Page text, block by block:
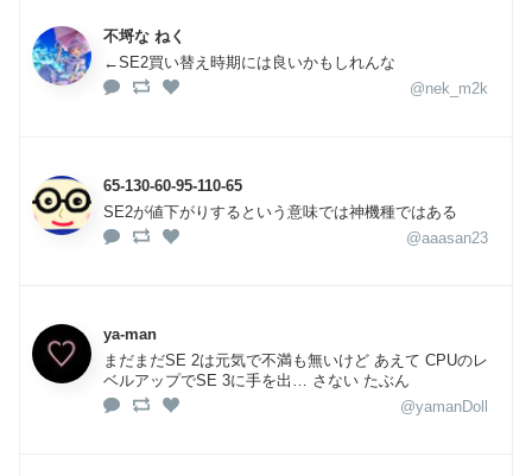
不埒な ねく
←SE2買い替え時期には良いかもしれんな
@nek_m2k
65-130-60-95-110-65
SE2が値下がりするという意味では神機種ではある
@aaasan23
ya-man
まだまだSE 2は元気で不満も無いけど あえて CPUのレ
ベルアップでSE 3に手を出… さない たぶん
@yamanDoll